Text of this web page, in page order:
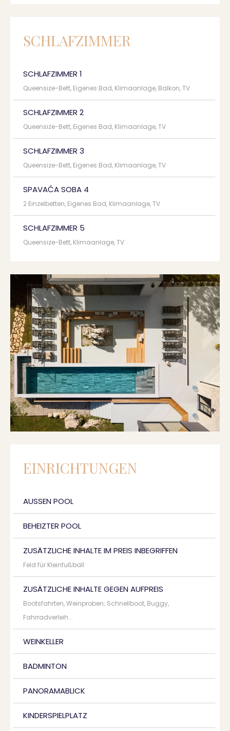
SCHLAFZIMMER
SCHLAFZIMMER 1
Queensize-Bett, Eigenes Bad, Klimaanlage, Balkon, TV
SCHLAFZIMMER 2
Queensize-Bett, Eigenes Bad, Klimaanlage, TV
SCHLAFZIMMER 3
Queensize-Bett, Eigenes Bad, Klimaanlage, TV
SPAVAĆA SOBA 4
2 Einzelbetten, Eigenes Bad, Klimaanlage, TV
SCHLAFZIMMER 5
Queensize-Bett, Klimaanlage, TV
EINRICHTUNGEN
AUSSEN POOL
BEHEIZTER POOL
ZUSÄTZLICHE INHALTE IM PREIS INBEGRIFFEN
Feld für Kleinfußball
ZUSÄTZLICHE INHALTE GEGEN AUFPREIS
Bootsfahrten, Weinproben; Schnellboot, Buggy,
Fahrradverleih...
WEINKELLER
BADMINTON
PANORAMABLICK
KINDERSPIELPLATZ